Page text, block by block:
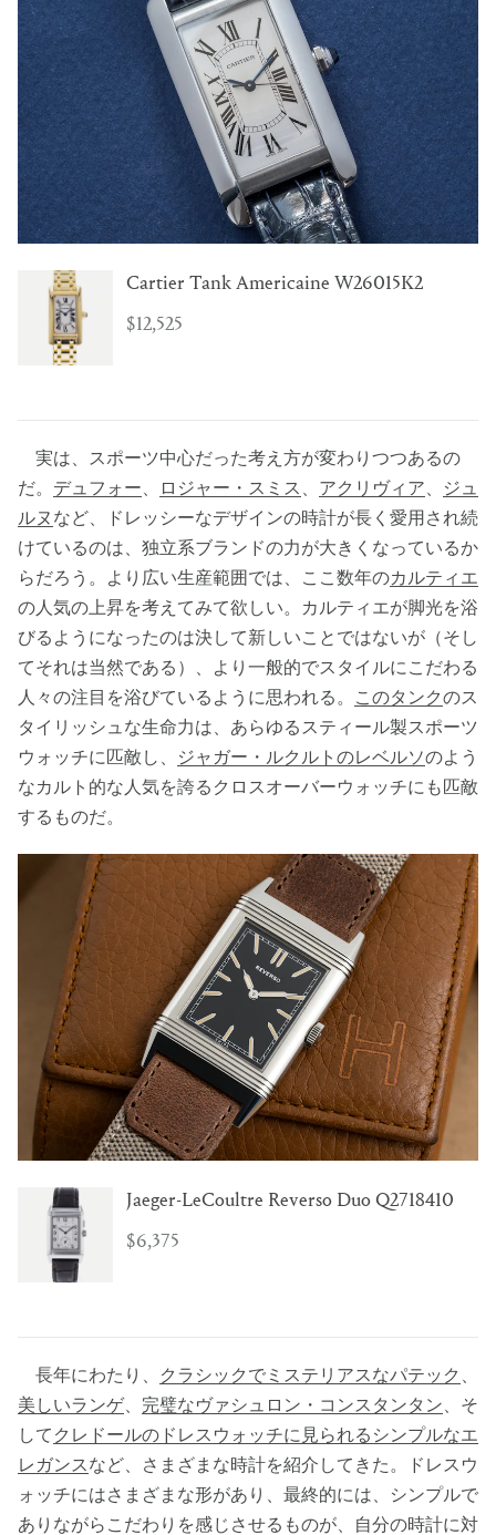
Cartier Tank Americaine W26015K2
$12,525
実は、スポーツ中心だった考え方が変わりつつあるの
だ。 デュフォー ロジャー・スミス アクリヴィア
ジュ
ルヌ など、ドレッシーなデザインの時計が長く愛用され続
けているのは、独立系ブランドの力が大きくなっているか
らだろう。より広い生産範囲では、ここ数年のカルティエ
の人気の上昇を考えてみて欲しい。カルティエが脚光を浴
びるようになったのは決して新しいことではないが（そし
てそれは当然である）、より一般的でスタイルにこだわる
人々の注目を浴びているように思われる。
このタンクのス
タイリッシュな生命力は、あらゆるスティール製スポーツ
ウォッチに匹敵し、
ジャガー・ルクルトのレベルソのよう
なカルト的な人気を誇るクロスオーバーウォッチにも匹敵
するものだ。
Jaeger-LeCoultre Reverso Duo Q2718410
$6,375
長年にわたり、 クラシックでミステリアスなパテック
美しいランゲ、 完璧なヴァシュロン・コンスタンタン 、そ
して クレドールのドレスウォッチに見られるシンプルなエ
レガンス など、さまざまな時計を紹介してきた。ドレスウ
ォッチにはさまざまな形があり、最終的には、シンプルで
ありながらこだわりを感じさせるものが、自分の時計に対